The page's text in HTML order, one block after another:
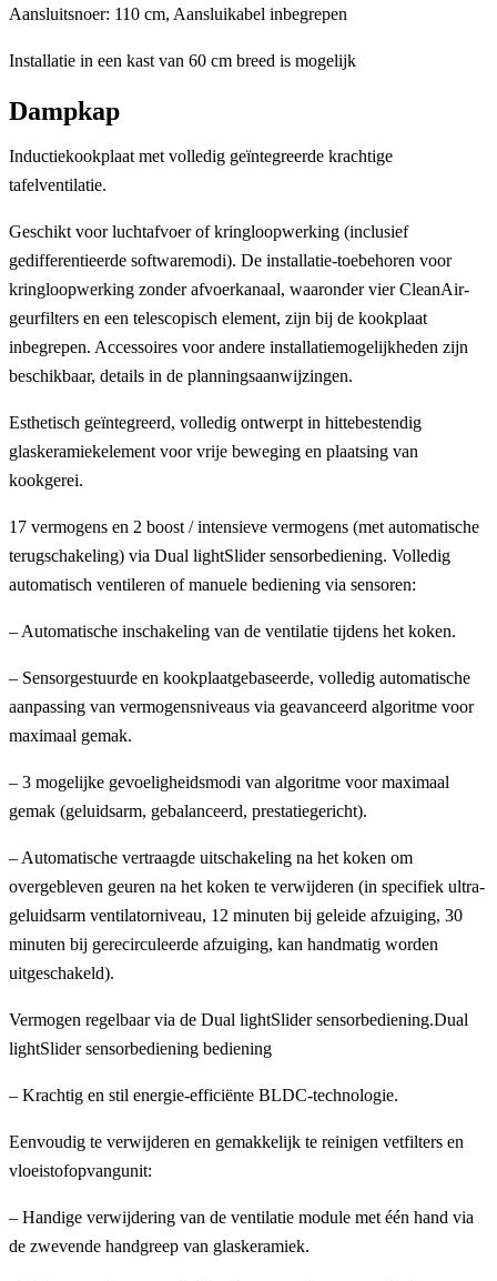
Aansluitsnoer: 110 cm, Aansluikabel inbegrepen
Installatie in een kast van 60 cm breed is mogelijk
Dampkap
Inductiekookplaat met volledig geïntegreerde krachtige
tafelventilatie.
Geschikt voor luchtafvoer of kringloopwerking (inclusief
gedifferentieerde softwaremodi). De installatie-toebehoren voor
kringloopwerking zonder afvoerkanaal, waaronder vier CleanAir-
geurfilters en een telescopisch element, zijn bij de kookplaat
inbegrepen. Accessoires voor andere installatiemogelijkheden zijn
beschikbaar, details in de planningsaanwijzingen.
Esthetisch geïntegreerd, volledig ontwerpt in hittebestendig
glaskeramiekelement voor vrije beweging en plaatsing van
kookgerei.
17 vermogens en 2 boost / intensieve vermogens (met automatische
terugschakeling) via Dual lightSlider sensorbediening. Volledig
automatisch ventileren of manuele bediening via sensoren:
– Automatische inschakeling van de ventilatie tijdens het koken.
– Sensorgestuurde en kookplaatgebaseerde, volledig automatische
aanpassing van vermogensniveaus via geavanceerd algoritme voor
maximaal gemak.
– 3 mogelijke gevoeligheidsmodi van algoritme voor maximaal
gemak (geluidsarm, gebalanceerd, prestatiegericht).
– Automatische vertraagde uitschakeling na het koken om
overgebleven geuren na het koken te verwijderen (in specifiek ultra-
geluidsarm ventilatorniveau, 12 minuten bij geleide afzuiging, 30
minuten bij gerecirculeerde afzuiging, kan handmatig worden
uitgeschakeld).
Vermogen regelbaar via de Dual lightSlider sensorbediening.Dual
lightSlider sensorbediening bediening
– Krachtig en stil energie-efficiënte BLDC-technologie.
Eenvoudig te verwijderen en gemakkelijk te reinigen vetfilters en
vloeistofopvangunit:
– Handige verwijdering van de ventilatie module met één hand via
de zwevende handgreep van glaskeramiek.